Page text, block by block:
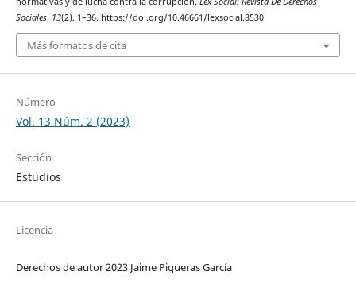
Sociales, 13(2), 1–36. https://doi.org/10.46661/lexsocial.8530
Más formatos de cita
Número
Vol. 13 Núm. 2 (2023)
Sección
Estudios
Licencia
Derechos de autor 2023 Jaime Piqueras García